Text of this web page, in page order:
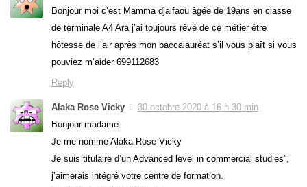
Bonjour moi c’est Mamma djalfaou âgée de 19ans en classe
de terminale A4 Ara j’ai toujours rêvé de ce métier être
hôtesse de l’air après mon baccalauréat s’il vous plaît si vous
pouviez m’aider 699112683
Reply
Alaka Rose Vicky
30 octobre 2020 à 16 h 30 min
Bonjour madame
Je me nomme Alaka Rose Vicky
Je suis titulaire d’un Advanced level in commercial studies”,
j’aimerais intégré votre centre de formation.